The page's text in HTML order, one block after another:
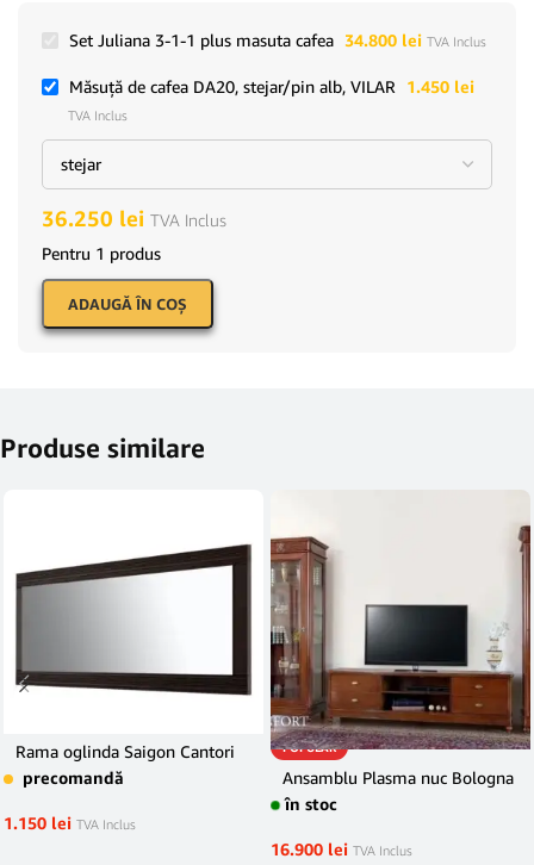
Set Juliana 3-1-1 plus masuta cafea 34.800 lei TVA Inclus
Măsuţă de cafea DA20, stejar/pin alb, VILAR 1.450 lei
TVA Inclus
36.250 lei TVA Inclus
Pentru 1 produs
ADAUGĂ ÎN COŞ
Produse similare
Rama oglinda Saigon Cantori
precomandă
1.150 lei TVA Inclus
POPULAR
Ansamblu Plasma nuc Bologna
în stoc
16.900 lei TVA Inclus